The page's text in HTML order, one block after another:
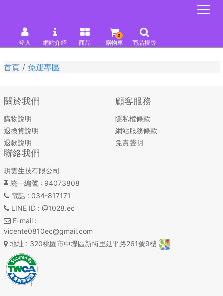
登入 網站介紹 商品 購物車
0
商品搜尋
首頁 免運專區
關於我們
購物說明
退換貨說明
退款說明
顧客服務
隱私權條款
網站服務條款
免責聲明
聯絡我們
玥雲生技有限公司
統一編號 : 94073808
電話: 034-817171
LINE ID : @1028.ec
E-mail:
vicente0810ec@gmail.com
地址 : 320桃園市中壢區新街里延平路261號9樓